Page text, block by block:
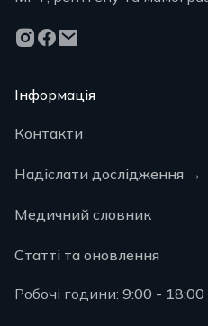
Інформація
Контакти
Надіслати дослідження →
Медичний словник
Статті та оновлення
Робочі години: 9:00 - 18:00